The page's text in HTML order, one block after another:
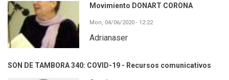
Movimiento DONART CORONA
Mon, 04/06/2020 - 12:22
Adrianaser
SON DE TAMBORA 340: COVID-19 - Recursos comunicativos